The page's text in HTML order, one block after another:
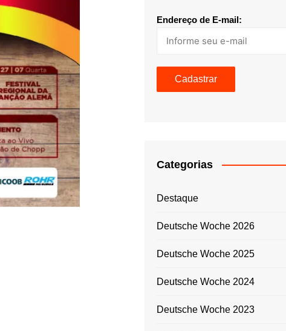
Endereço de E-mail:
Categorias
Destaque
Deutsche Woche 2026
Deutsche Woche 2025
Deutsche Woche 2024
Deutsche Woche 2023